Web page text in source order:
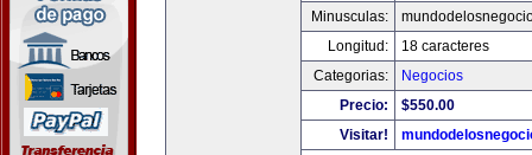
Minusculas:
Longitud:
18 caracteres
Categorias:
Negocios
Precio:
$550.00
Visitar!